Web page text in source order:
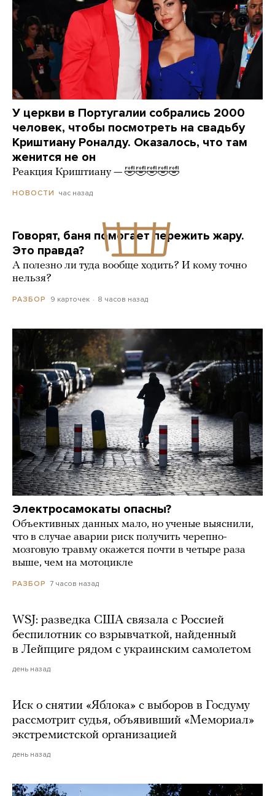
У церкви в Португалии собрались 2000
человек, чтобы посмотреть на свадьбу
Криштиану Роналду. Оказалось, что там
женится не он
Реакция Криштиану — 🤣🤣🤣🤣🤣
НОВОСТИ час назад
Говорят, баня помогает пережить жару.
Это правда?
А полезно ли туда вообще ходить? И кому точно
нельзя?
РАЗБОР 9 карточек 8 часов назад
Электросамокаты опасны?
Объективных данных мало, но ученые выяснили,
что в случае аварии риск получить черепно-
мозговую травму окажется почти в четыре раза
выше, чем на мотоцикле
РАЗБОР 7 часов назад
WSJ: разведка США связала с Россией
беспилотник со взрывчаткой, найденный
в Лейпциге рядом с украинским самолетом
день назад
Иск о снятии «Яблока» с выборов в Госдуму
рассмотрит судья, объявивший «Мемориал»
экстремистской организацией
день назад